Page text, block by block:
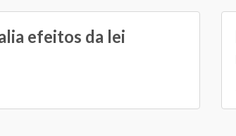
efeitos da lei